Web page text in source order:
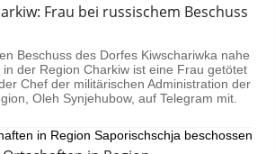
Frau bei russischem Beschuss
Beschuss des Dorfes Kiwschariwka nahe
der Region Charkiw ist eine Frau getötet
Chef der militärischen Administration der
Oleh Synjehubow, auf Telegram mit.